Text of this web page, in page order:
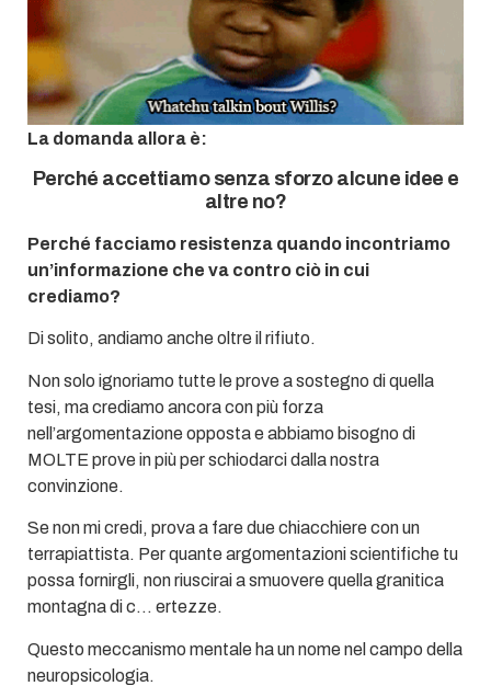
La domanda allora è:
Perché accettiamo senza sforzo alcune idee e
altre no?
Perché facciamo resistenza quando incontriamo
un’informazione che va contro ciò in cui
crediamo?
Di solito, andiamo anche oltre il rifiuto.
Non solo ignoriamo tutte le prove a sostegno di quella
tesi, ma crediamo ancora con più forza
nell’argomentazione opposta e abbiamo bisogno di
MOLTE prove in più per schiodarci dalla nostra
convinzione.
Se non mi credi, prova a fare due chiacchiere con un
terrapiattista. Per quante argomentazioni scientifiche tu
possa fornirgli, non riuscirai a smuovere quella granitica
montagna di c… ertezze.
Questo meccanismo mentale ha un nome nel campo della
neuropsicologia.